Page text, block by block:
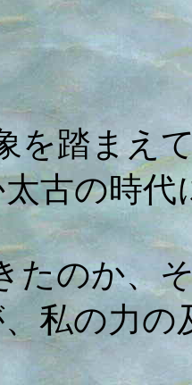
を踏まえ
古の時代
たのか、
私の力の